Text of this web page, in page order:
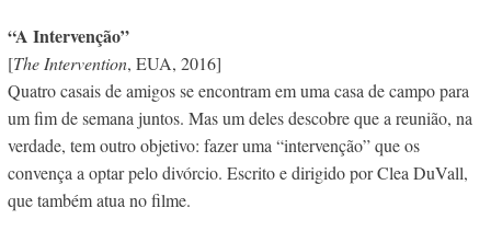
“A Intervenção”
[The Intervention, EUA, 2016]
Quatro casais de amigos se encontram em uma casa de campo para
um fim de semana juntos. Mas um deles descobre que a reunião, na
verdade, tem outro objetivo: fazer uma “intervenção” que os
convença a optar pelo divórcio. Escrito e dirigido por Clea DuVall,
que também atua no filme.